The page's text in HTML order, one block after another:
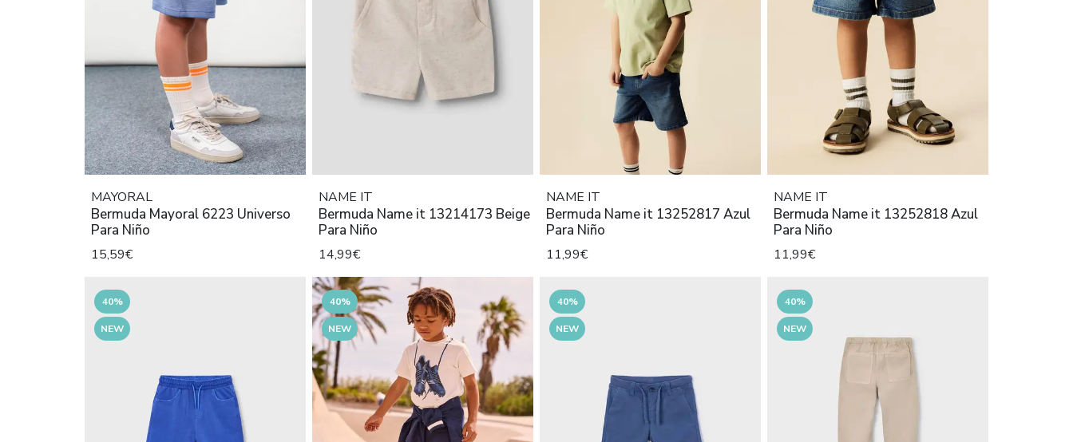
MAYORAL
Bermuda Mayoral 6223 Universo
Para Niño
15,59€
NAME IT
Bermuda Name it 13214173 Beige
Para Niño
14,99€
NAME IT
Bermuda Name it 13252817 Azul
Para Niño
11,99€
NAME IT
Bermuda Name it 13252818 Azul
Para Niño
11,99€
40%
NEW
40%
NEW
40%
NEW
40%
NEW